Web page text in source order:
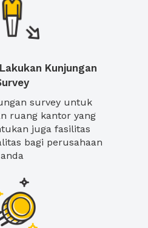
Kunjungan
survey untuk
ruang kantor yang
juga fasilitas
bagi perusahaan
anda